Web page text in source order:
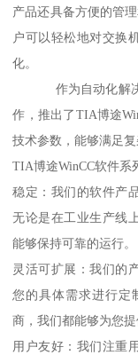
产品还具备方便的管
户可以轻松地对交换
化。
作为自动化解决方
作，推出了TIA博途
技术参数，能够满足复
TIA博途WinCC软件系
稳定：我们的软件产
无论是在工业生产线
能够保持可靠的运行。
灵活可扩展：我们的
您的具体需求进行定
商，我们都能够为您提
用户友好：我们注重